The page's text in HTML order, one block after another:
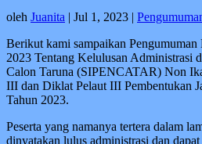
oleh Juanita | Jul 1, 2023 |
Berikut kami sampaikan
2023 Tentang Kelulusan Administrasi
Calon Taruna (SIPENCATAR) Non
III dan Diklat Pelaut III Pembentukan
Tahun 2023.
Peserta yang namanya tertera dalam
dinyatakan lulus administrasi dan